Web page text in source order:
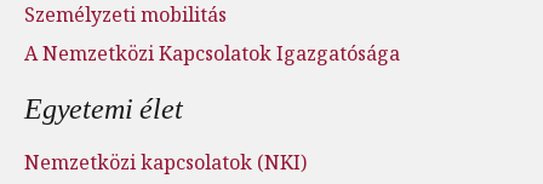
Személyzeti mobilitás
A Nemzetközi Kapcsolatok Igazgatósága
Egyetemi élet
Nemzetközi kapcsolatok (NKI)